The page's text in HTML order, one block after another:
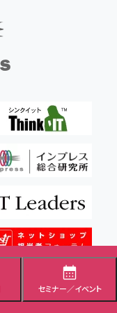
セミナー／イベント